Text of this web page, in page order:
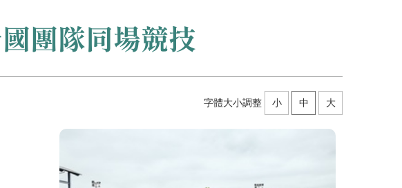
團隊同場競技
字體大小調整 小 中 大